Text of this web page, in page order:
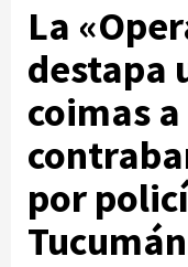
La
destapa
coimas
por
Tucumán